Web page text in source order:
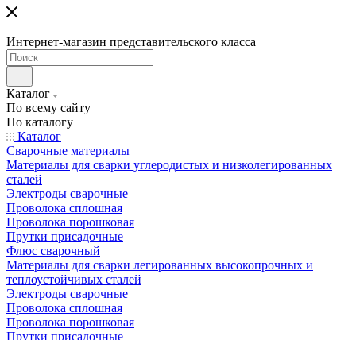
Интернет-магазин представительского класса
Каталог
По всему сайту
По каталогу
Каталог
Сварочные материалы
Материалы для сварки углеродистых и низколегированных
сталей
Электроды сварочные
Проволока сплошная
Проволока порошковая
Прутки присадочные
Флюс сварочный
Материалы для сварки легированных высокопрочных и
теплоустойчивых сталей
Электроды сварочные
Проволока сплошная
Проволока порошковая
Прутки присадочные